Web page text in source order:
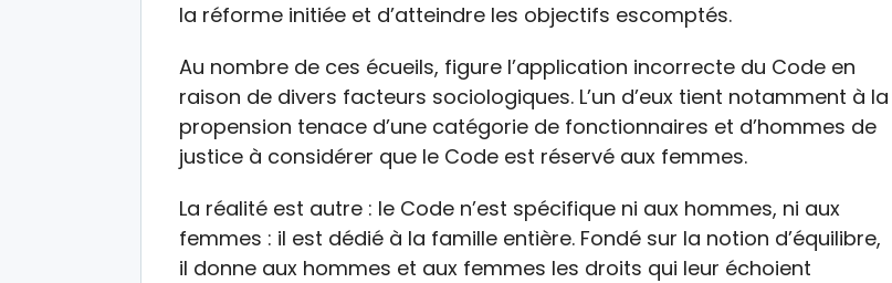
la réforme initiée et d’atteindre les objectifs escomptés.
Au nombre de ces écueils, figure l’application incorrecte du Code en
raison de divers facteurs sociologiques. L’un d’eux tient notamment à la
propension tenace d’une catégorie de fonctionnaires et d’hommes de
justice à considérer que le Code est réservé aux femmes.
La réalité est autre : le Code n’est spécifique ni aux hommes, ni aux
femmes : il est dédié à la famille entière. Fondé sur la notion d’équilibre,
il donne aux hommes et aux femmes les droits qui leur échoient